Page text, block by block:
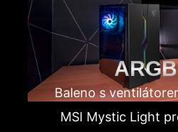
Baleno s
MSI Mystic Light